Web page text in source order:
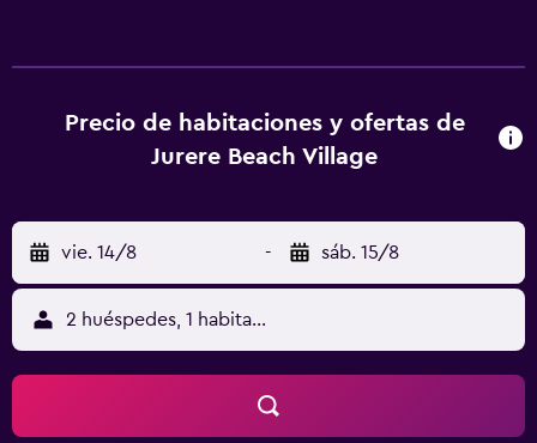
actividades de ocio y esparcimiento que se indican más
abajo en las instalaciones o cerca del alojamiento (es
Precio de habitaciones y ofertas de
Jurere Beach Village
vie. 14/8 - sáb. 15/8
2 huéspedes, 1 habitación